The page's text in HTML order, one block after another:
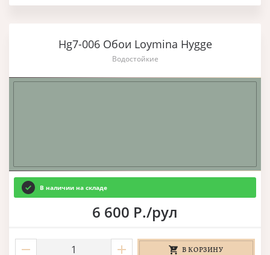
Hg7-006 Обои Loymina Hygge
Водостойкие
В наличии на складе
6 600 Р./рул
В КОРЗИНУ